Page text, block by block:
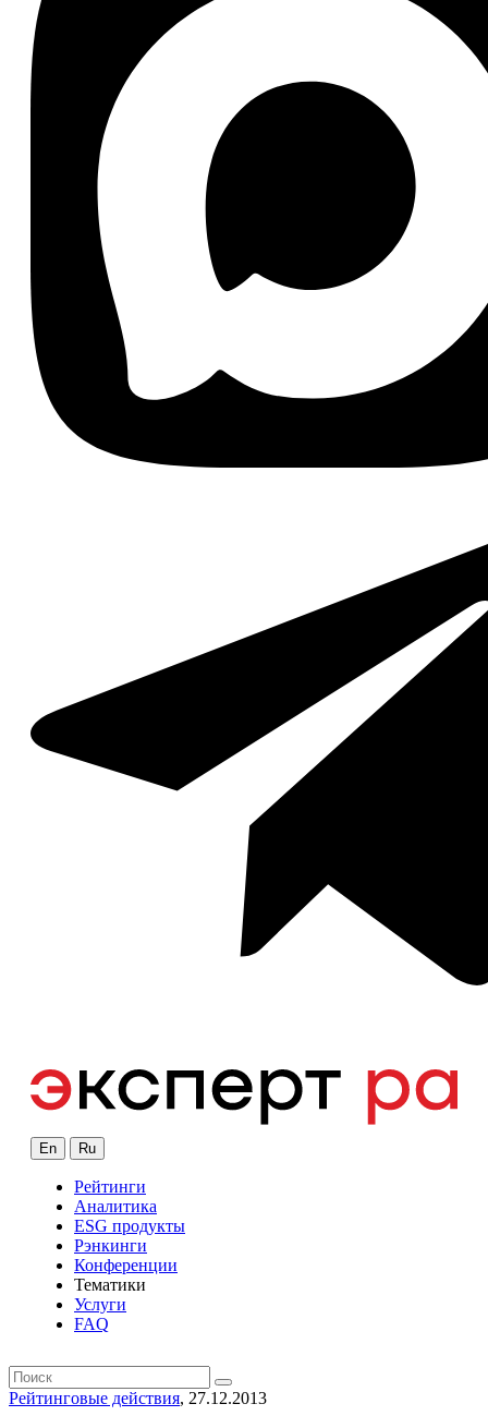
En Ru
Рейтинги
Аналитика
ESG продукты
Рэнкинги
Конференции
Тематики
Услуги
FAQ
Рейтинговые действия, 27.12.2013